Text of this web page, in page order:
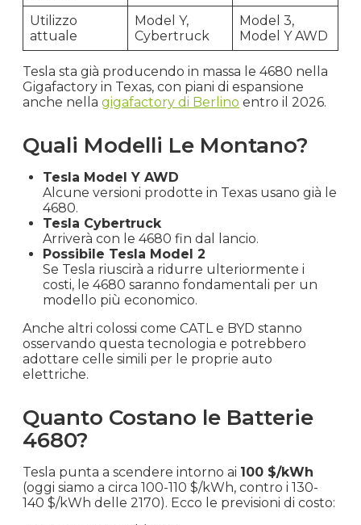
Utilizzo
attuale
Model Y,
Cybertruck
Model 3,
Model Y AWD
Tesla sta già producendo in massa le 4680 nella
Gigafactory in Texas, con piani di espansione
anche nella gigafactory di Berlino entro il 2026.
Quali Modelli Le Montano?
Tesla Model Y AWD
Alcune versioni prodotte in Texas usano già le
4680.
Tesla Cybertruck
Arriverà con le 4680 fin dal lancio.
Possibile Tesla Model 2
Se Tesla riuscirà a ridurre ulteriormente i
costi, le 4680 saranno fondamentali per un
modello più economico.
Anche altri colossi come CATL e BYD stanno
osservando questa tecnologia e potrebbero
adottare celle simili per le proprie auto
elettriche.
Quanto Costano le Batterie
4680?
Tesla punta a scendere intorno ai 100 $/kWh
(oggi siamo a circa 100-110 $/kWh, contro i 130-
140 $/kWh delle 2170). Ecco le previsioni di costo: